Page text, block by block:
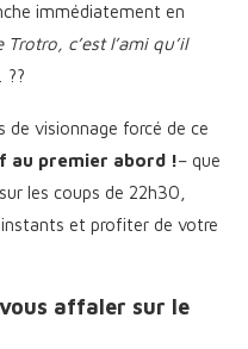
immédiatement en
Trotro, c’est l’ami qu’il
??
de visionnage forcé de ce
au premier abord !– que
les coups de 22h30,
et profiter de votre
affaler sur le